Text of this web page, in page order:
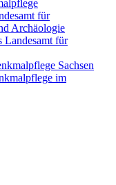
für
Archäologie
Landesamt für
Sachsen
im